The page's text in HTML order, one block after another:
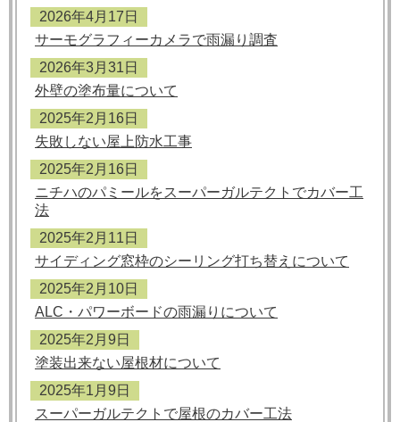
2026年4月17日
サーモグラフィーカメラで雨漏り調査
2026年3月31日
外壁の塗布量について
2025年2月16日
失敗しない屋上防水工事
2025年2月16日
ニチハのパミールをスーパーガルテクトでカバー工
法
2025年2月11日
サイディング窓枠のシーリング打ち替えについて
2025年2月10日
ALC・パワーボードの雨漏りについて
2025年2月9日
塗装出来ない屋根材について
2025年1月9日
スーパーガルテクトで屋根のカバー工法